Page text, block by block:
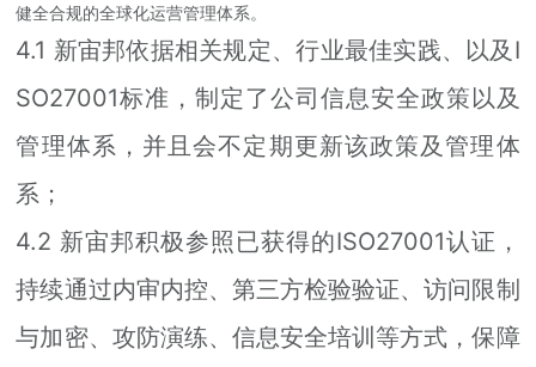
健全合规的全球化运营管理体系。
4.1 新宙邦依据相关规定、行业最佳实践、以及I
SO27001标准，制定了公司信息安全政策以及
管理体系，并且会不定期更新该政策及管理体
系；
4.2 新宙邦积极参照已获得的ISO27001认证，
持续通过内审内控、第三方检验验证、访问限制
与加密、攻防演练、信息安全培训等方式，保障